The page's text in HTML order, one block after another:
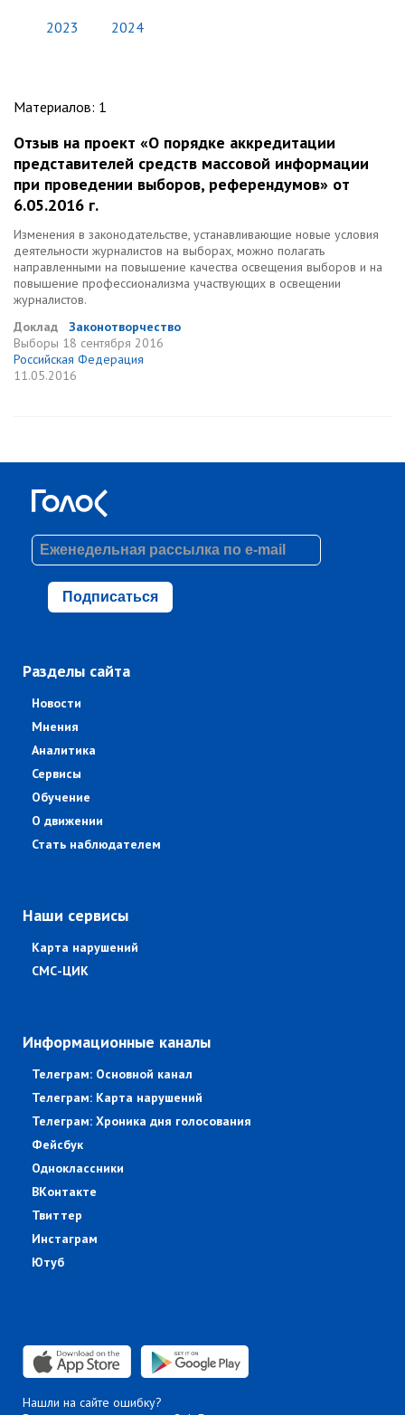
2023 2024
Материалов: 1
Отзыв на проект «О порядке аккредитации
представителей средств массовой информации
при проведении выборов, референдумов» от
6.05.2016 г.
Изменения в законодательстве, устанавливающие новые условия
деятельности журналистов на выборах, можно полагать
направленными на повышение качества освещения выборов и на
повышение профессионализма участвующих в освещении
журналистов.
Доклад
Законотворчество
Выборы 18 сентября 2016
Российская Федерация
11.05.2016
Подписаться
Разделы сайта
Новости
Мнения
Аналитика
Сервисы
Обучение
О движении
Стать наблюдателем
Наши сервисы
Карта нарушений
СМС-ЦИК
Информационные каналы
Телеграм: Основной канал
Телеграм: Карта нарушений
Телеграм: Хроника дня голосования
Фейсбук
Одноклассники
ВКонтакте
Твиттер
Инстаграм
Ютуб
Нашли на сайте ошибку?